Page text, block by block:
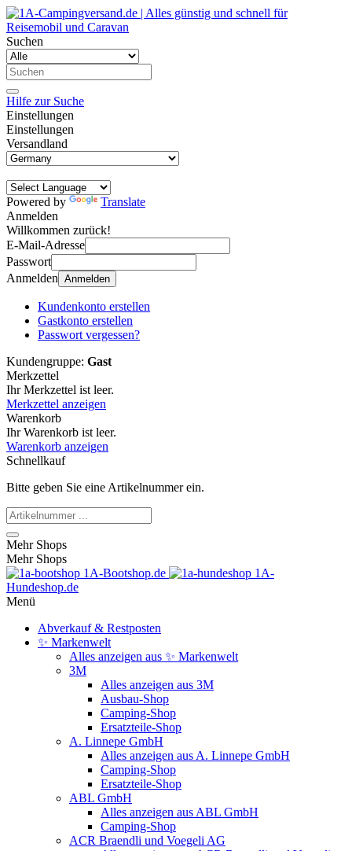
Suchen
Hilfe zur Suche
Einstellungen
Einstellungen
Versandland
Powered by
Translate
Anmelden
Willkommen zurück!
E-Mail-Adresse
Passwort
Anmelden Anmelden
Kundenkonto erstellen
Gastkonto erstellen
Passwort vergessen?
Kundengruppe: Gast
Merkzettel
Ihr Merkzettel ist leer.
Merkzettel anzeigen
Warenkorb
Ihr Warenkorb ist leer.
Warenkorb anzeigen
Schnellkauf
Bitte geben Sie eine Artikelnummer ein.
Mehr Shops
Mehr Shops
1A-Bootshop.de
1A-
Hundeshop.de
Menü
Abverkauf & Restposten
✨ Markenwelt
Alles anzeigen aus ✨ Markenwelt
3M
Alles anzeigen aus 3M
Ausbau-Shop
Camping-Shop
Ersatzteile-Shop
A. Linnepe GmbH
Alles anzeigen aus A. Linnepe GmbH
Camping-Shop
Ersatzteile-Shop
ABL GmbH
Alles anzeigen aus ABL GmbH
Camping-Shop
ACR Braendli und Voegeli AG